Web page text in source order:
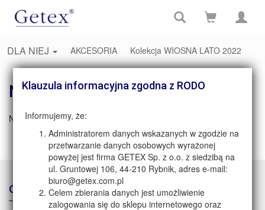
DLA NIEJ AKCESORIA Kolekcja WIOSNA LATO 2022
Nie znaleziono strony
Niestety nie znaleziono danych dla tej strony
O NAS
Klauzula informacyjna zgodna z RODO
Informujemy, że:
Administratorem danych wskazanych w zgodzie na
przetwarzanie danych osobowych wyrażonej
powyżej jest firma GETEX Sp. z o.o. z siedzibą na
ul. Gruntowej 106, 44-210 Rybnik, adres e-mail:
biuro@getex.com.pl
Celem zbierania danych jest umożliwienie
zalogowania się do sklepu internetowego oraz